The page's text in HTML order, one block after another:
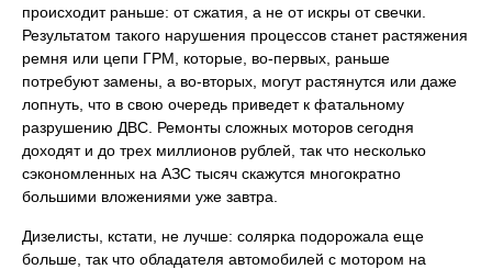
происходит раньше: от сжатия, а не от искры от свечки.
Результатом такого нарушения процессов станет растяжения
ремня или цепи ГРМ, которые, во-первых, раньше
потребуют замены, а во-вторых, могут растянутся или даже
лопнуть, что в свою очередь приведет к фатальному
разрушению ДВС. Ремонты сложных моторов сегодня
доходят и до трех миллионов рублей, так что несколько
сэкономленных на АЗС тысяч скажутся многократно
большими вложениями уже завтра.
Дизелисты, кстати, не лучше: солярка подорожала еще
больше, так что обладателя автомобилей с мотором на